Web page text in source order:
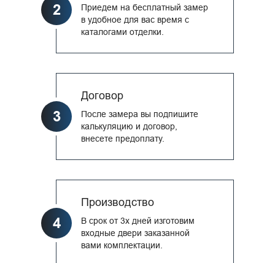
2
Приедем на бесплатный замер
в удобное для вас время с
каталогами отделки.
3
Договор
После замера вы подпишите
калькуляцию и договор,
внесете предоплату.
4
Производство
В срок от 3х дней изготовим
входные двери заказанной
вами комплектации.